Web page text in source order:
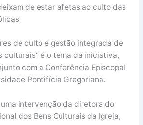
de estar afetas ao culto das
de culto e gestão integrada de
culturais” é o tema da iniciativa,
com a Conferência Episcopal
Pontifícia Gregoriana.
intervenção da diretora do
dos Bens Culturais da Igreja,